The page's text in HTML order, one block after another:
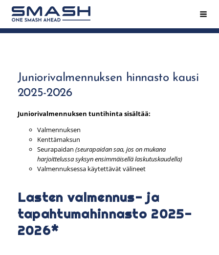
Siirry
sivun
sisältöön
Smash ry - Suomen suurin mailapeliseura
Juniorivalmennuksen hinnasto kausi
2025-2026
Juniorivalmennuksen tuntihinta sisältää:
Valmennuksen
Kenttämaksun
Seurapaidan (seurapaidan saa, jos on mukana
harjoittelussa syksyn ensimmäisellä laskutuskaudella)
Valmennuksessa käytettävät välineet
Lasten valmennus- ja
tapahtumahinnasto 2025-
2026*